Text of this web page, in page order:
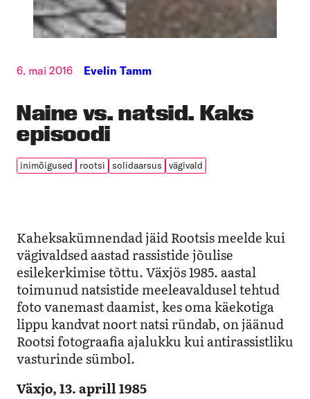
Naine vs. natsid. Kaks
episoodi
6. mai 2016 Evelin Tamm
inimõigused rootsi solidaarsus vägivald
Kaheksakümnendad jäid Rootsis meelde kui
vägivaldsed aastad rassistide jõulise
esilekerkimise tõttu. Växjös 1985. aastal
toimunud natsistide meeleavaldusel tehtud
foto vanemast daamist, kes oma käekotiga
lippu kandvat noort natsi ründab, on jäänud
Rootsi fotograafia ajalukku kui antirassistliku
vasturinde sümbol.
Växjo, 13. aprill 1985